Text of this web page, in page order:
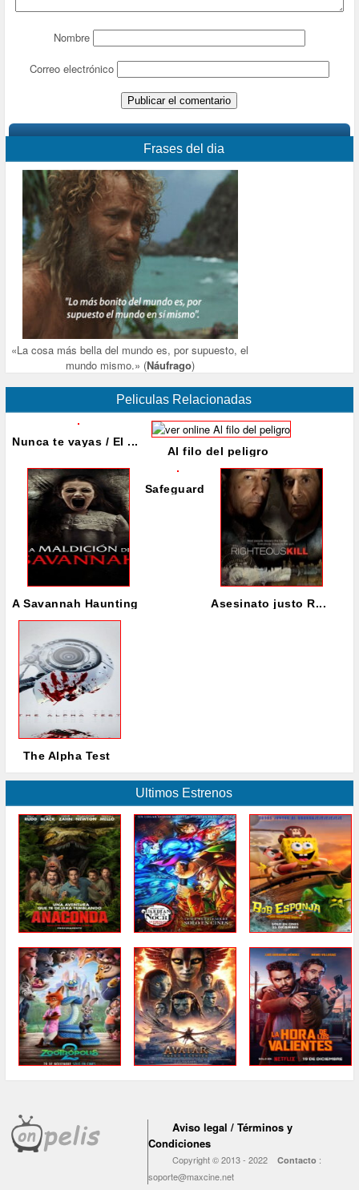
Nombre
Correo electrónico
Frases del dia
«La cosa más bella del mundo es, por supuesto, el
mundo mismo.» (Náufrago)
Peliculas Relacionadas
Nunca te vayas / El ...
Al filo del peligro
A Savannah Haunting
Safeguard
Asesinato justo R...
The Alpha Test
Ultimos Estrenos
Aviso legal / Términos y
Condiciones
Copyright © 2013 - 2022Contacto :
soporte@maxcine.net